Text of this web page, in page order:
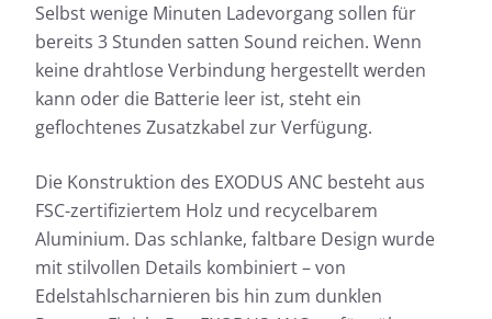
Selbst wenige Minuten Ladevorgang sollen für
bereits 3 Stunden satten Sound reichen. Wenn
keine drahtlose Verbindung hergestellt werden
kann oder die Batterie leer ist, steht ein
geflochtenes Zusatzkabel zur Verfügung.
Die Konstruktion des EXODUS ANC besteht aus
FSC-zertifiziertem Holz und recycelbarem
Aluminium. Das schlanke, faltbare Design wurde
mit stilvollen Details kombiniert – von
Edelstahlscharnieren bis hin zum dunklen